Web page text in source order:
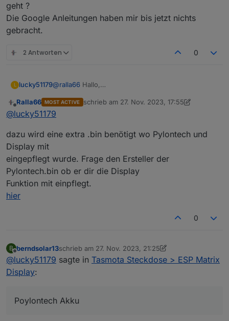
geht ?
Die Google Anleitungen haben mir bis jetzt nichts
gebracht.
2 Antworten 0
L lucky51179@ralla66 Hallo,
aufgespielt damit ich meinen Poylontech Akku
auslesen kann dieses funktioniert auch nun möchte
hänge ich fest
18:10:47.803 CMD: i2cscan
18:10:47.822 RSL: RESULT = {"I2CScan":"Device(s)
18:11:43.369 CMD: DisplayModel
Das ganze muss mit ins Script, weis jemand wie das
gebracht.
Offline
Ralla66 MOST ACTIVE schrieb am 27. Nov. 2023, 17:55
zuletzt editiert von Ralla66
@lucky51179
dazu wird eine extra .bin benötigt wo Pylontech und
Display mit
eingepflegt wurde. Frage den Ersteller der
Pylontech.bin ob er dir die Display
Funktion mit einpflegt.
hier
0
B
Offline
berndsolar13schrieb am 27. Nov. 2023, 21:25
zuletzt editiert von berndsolar13
@lucky51179 sagte in Tasmota Steckdose > ESP Matrix
Display:
Poylontech Akku